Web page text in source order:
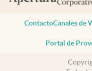
ContactoCanales de
Portal de